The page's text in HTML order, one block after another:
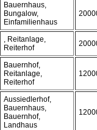
Bauernhaus,
Bungalow,
Einfamilienhaus
, Reitanlage,
Reiterhof
Bauernhof,
Reitanlage,
Reiterhof
Aussiedlerhof,
Bauernhaus,
Bauernhof,
Landhaus